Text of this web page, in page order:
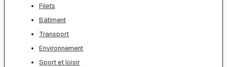
Filets
Bâtiment
Transport
Environnement
Sport et loisir